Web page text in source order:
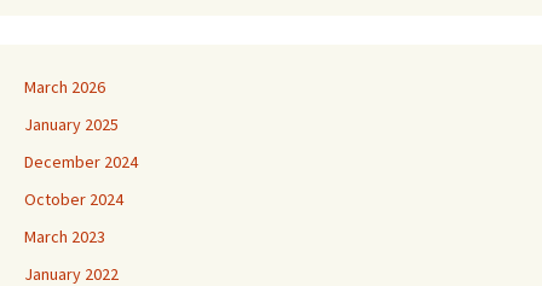
March 2026
January 2025
December 2024
October 2024
March 2023
January 2022